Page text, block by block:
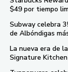
$49 por tiempo
Subway celebra
de Albóndigas
La nueva era de
Signature